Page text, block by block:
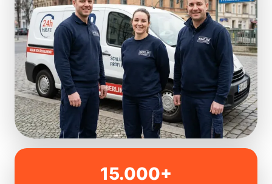
15.000+